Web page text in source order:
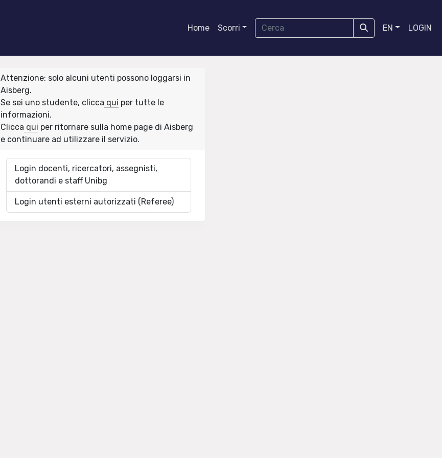
Home Scorri EN LOGIN
Attenzione: solo alcuni utenti possono loggarsi in
Aisberg.
Se sei uno studente, clicca qui per tutte le
informazioni.
Clicca qui per ritornare sulla home page di Aisberg
e continuare ad utilizzare il servizio.
Login docenti, ricercatori, assegnisti,
dottorandi e staff Unibg
Login utenti esterni autorizzati (Referee)